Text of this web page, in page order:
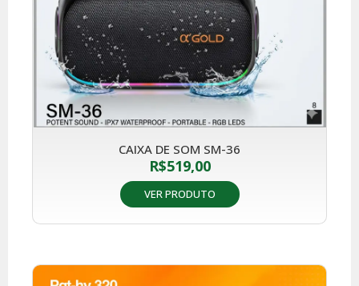
CAIXA DE SOM SM-36
R$519,00
VER PRODUTO